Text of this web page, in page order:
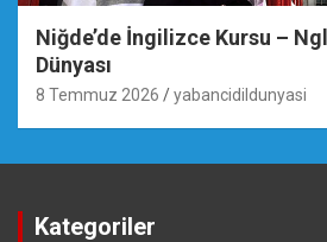
Niğde’de İngilizce Kursu –
Dünyası
8 Temmuz 2026 yabancidildunyasi
Kategoriler